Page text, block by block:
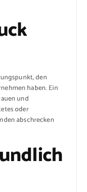
den
haben. Ein
und
oder
abschrecken